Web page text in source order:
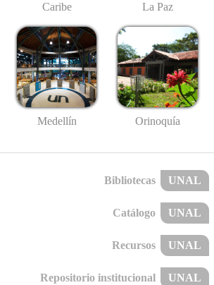
Caribe La Paz
Medellín Orinoquía
Bibliotecas UNAL
Catálogo UNAL
Recursos UNAL
Repositorio institucional UNAL